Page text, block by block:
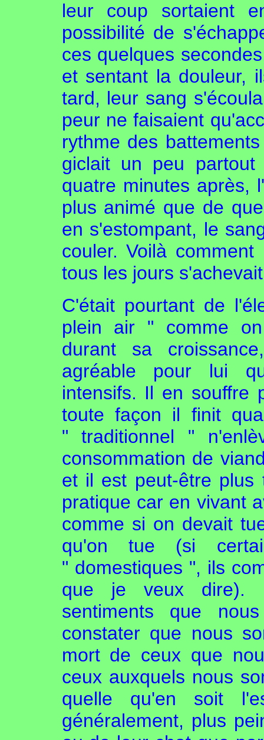
leur coup sortaient
possibilité de
ces quelques
et sentant la douleur,
tard, leur sang
peur ne faisaient
rythme des
giclait un peu
quatre minutes après,
plus animé que de
en s'estompant, le
couler. Voilà
tous les jours
C'était pourtant de
plein air " comme
durant sa
agréable pour lui
intensifs. Il en souffre
toute façon il finit
" traditionnel "
consommation de
et il est peut-être plus
pratique car en vivant
comme si on devait
qu'on tue (si
" domestiques ", ils
que je veux dire).
sentiments que
constater que nous
mort de ceux que
ceux auxquels nous
quelle qu'en soit
généralement, plus